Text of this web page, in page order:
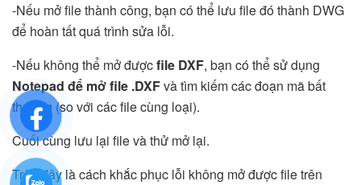
-Nếu mở file thành công, bạn có thể lưu file đó thành DWG
để hoàn tất quá trình sửa lỗi.
-Nếu không thể mở đượcfile DXF, bạn có thể sử dụng
Notepad để mở file .DXFvà tìm kiếm các đoạn mã bất
thường (so với các file cùng loại).
Cuối cùng lưu lại file và thử mở lại.
Trên đây là cách khắc phục lỗi không mở được file trên